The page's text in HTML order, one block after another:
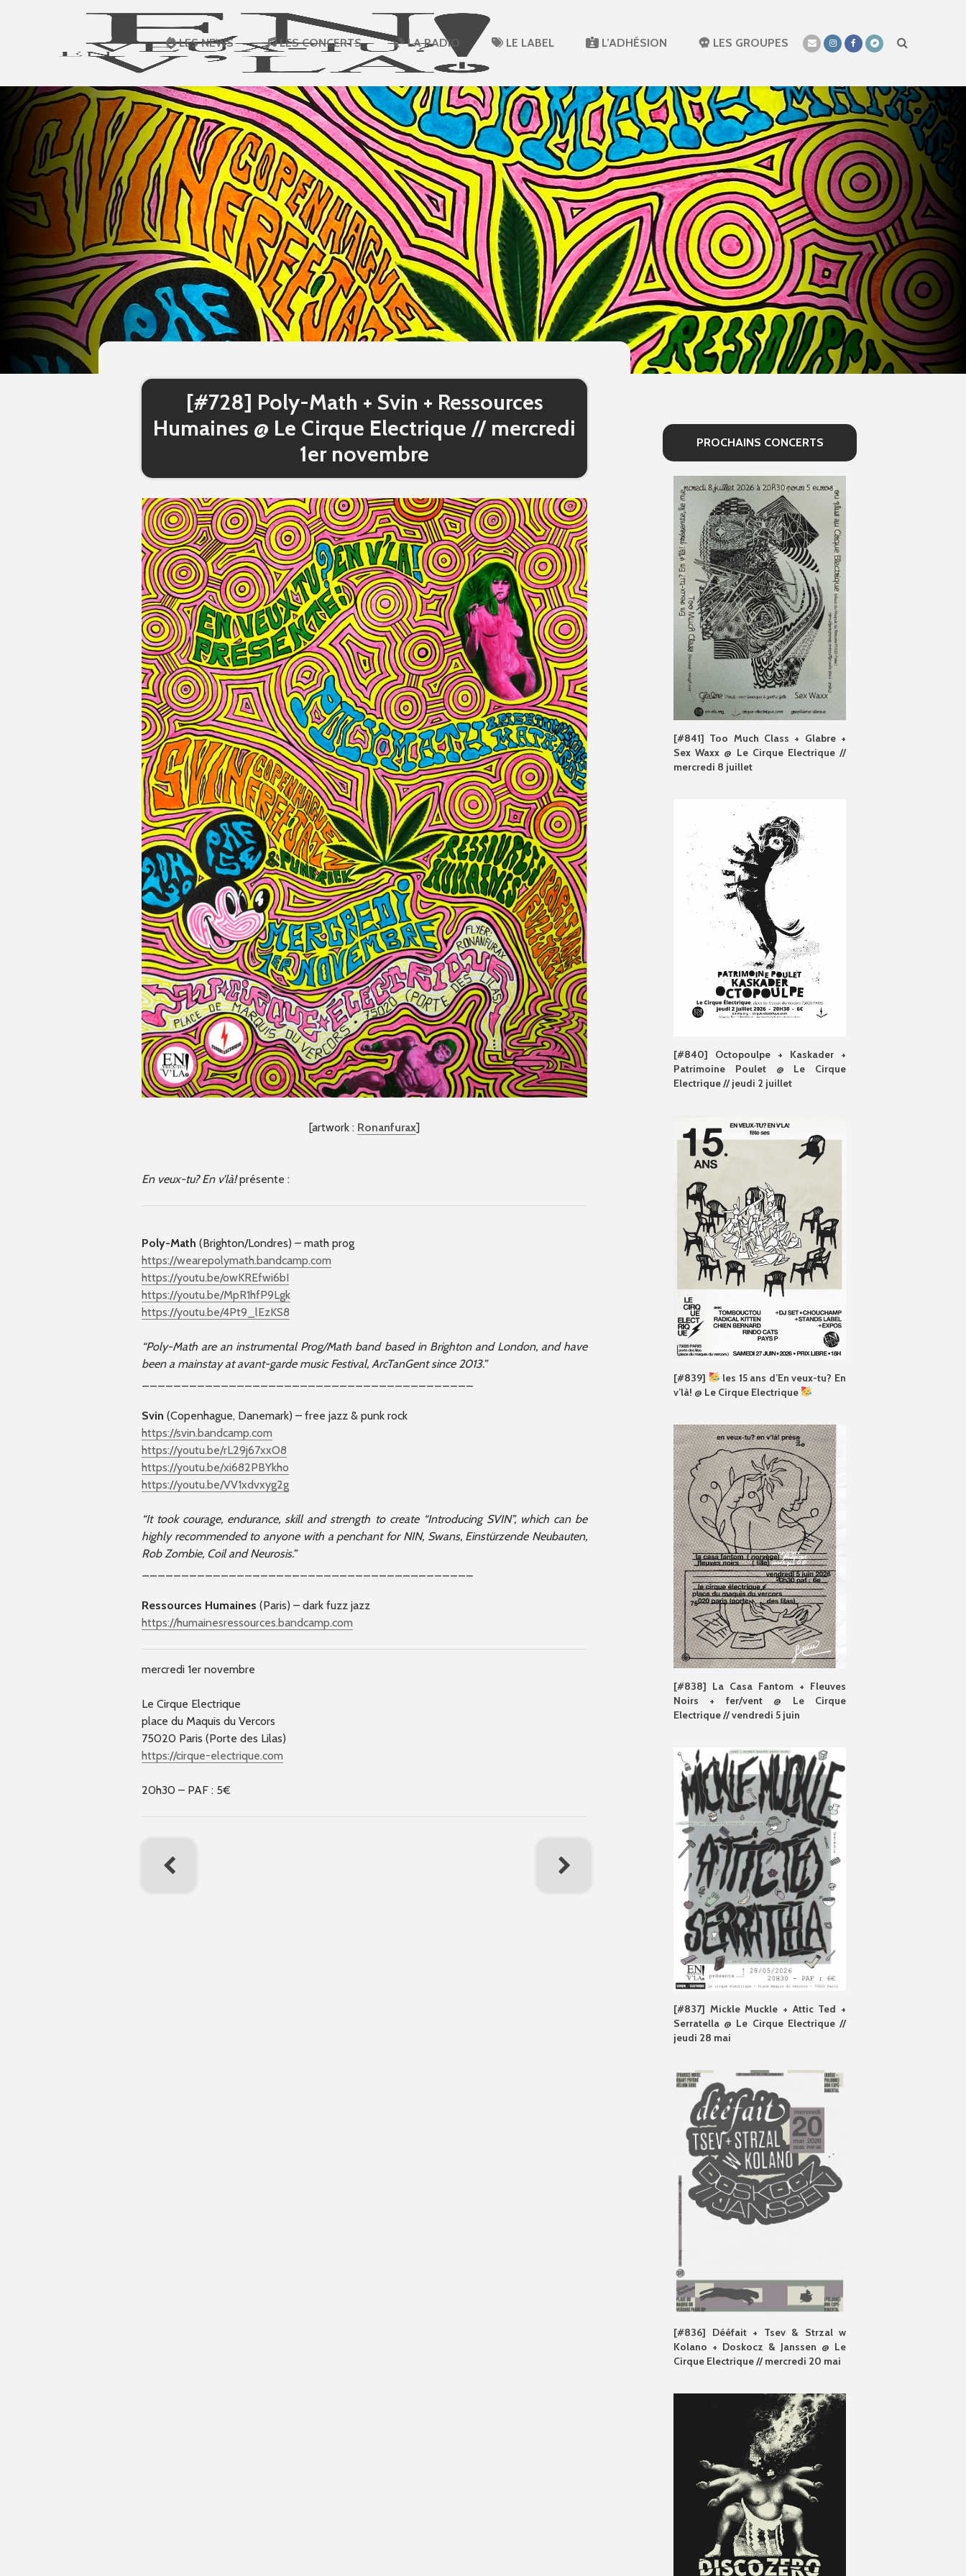
LES NEWS LES CONCERTS LA RADIO LE LABEL L’ADHÉSION LES GROUPES
[#728] Poly-Math + Svin + Ressources
Humaines @ Le Cirque Electrique // mercredi
1er novembre
[artwork : Ronanfurax]
En veux-tu? En v’là!présente :
Poly-Math (Brighton/Londres) – math prog
https://wearepolymath.bandcamp.com
https://youtu.be/owKREfwi6bI
https://youtu.be/MpR1hfP9Lgk
https://youtu.be/4Pt9_lEzKS8
“Poly-Math are an instrumental Prog/Math band based in Brighton and London, and have
been a mainstay at avant-garde music Festival, ArcTanGent since 2013.”
Svin (Copenhague, Danemark) – free jazz & punk rock
https://svin.bandcamp.com
https://youtu.be/rL29j67xxO8
https://youtu.be/xi682PBYkho
https://youtu.be/VV1xdvxyg2g
“It took courage, endurance, skill and strength to create “Introducing SVIN”, which can be
highly recommended to anyone with a penchant for NIN, Swans, Einstürzende Neubauten,
Rob Zombie, Coil and Neurosis.”
Ressources Humaines (Paris) – dark fuzz jazz
https://humainesressources.bandcamp.com
mercredi 1er novembre
Le Cirque Electrique
place du Maquis du Vercors
75020 Paris (Porte des Lilas)
https://cirque-electrique.com
20h30 – PAF : 5€
PROCHAINS CONCERTS
[#841] Too Much Class + Glabre +
Sex Waxx @ Le Cirque Electrique //
mercredi 8 juillet
[#840] Octopoulpe + Kaskader +
Patrimoine Poulet @ Le Cirque
Electrique // jeudi 2 juillet
[#839]
les 15 ans d’En veux-tu? En
v’là! @ Le Cirque Electrique
[#838] La Casa Fantom + Fleuves
Noirs + fer/vent @ Le Cirque
Electrique // vendredi 5 juin
[#837] Mickle Muckle + Attic Ted +
Serratella @ Le Cirque Electrique //
jeudi 28 mai
[#836] Dééfait + Tsev & Strzal w
Kolano + Doskocz & Janssen @ Le
Cirque Electrique // mercredi 20 mai